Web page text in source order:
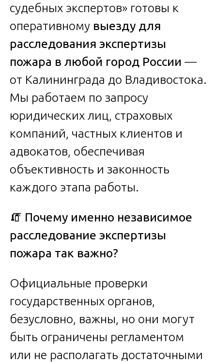
судебных экспертов» готовы к
оперативному выезду для
расследования экспертизы
пожара в любой город России —
от Калининграда до Владивостока.
Мы работаем по запросу
юридических лиц, страховых
компаний, частных клиентов и
адвокатов, обеспечивая
объективность и законность
каждого этапа работы.
🧯 Почему именно независимое
расследование экспертизы
пожара так важно?
Официальные проверки
государственных органов,
безусловно, важны, но они могут
быть ограничены регламентом
или не располагать достаточными